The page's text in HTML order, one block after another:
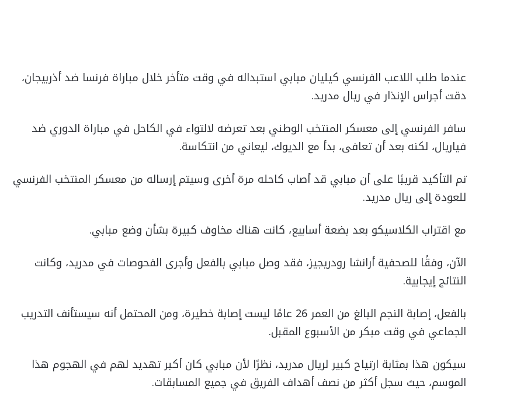
عندما طلب اللاعب الفرنسي كيليان مبابي استبداله في وقت متأخر خلال مباراة فرنسا ضد أذربيجان،
دقت أجراس الإنذار في ريال مدريد.
سافر الفرنسي إلى معسكر المنتخب الوطني بعد تعرضه لالتواء في الكاحل في مباراة الدوري ضد
فياريال، لكنه بعد أن تعافى، بدأ مع الديوك، ليعاني من انتكاسة.
تم التأكيد قريبًا على أن مبابي قد أصاب كاحله مرة أخرى وسيتم إرساله من معسكر المنتخب الفرنسي
للعودة إلى ريال مدريد.
مع اقتراب الكلاسيكو بعد بضعة أسابيع، كانت هناك مخاوف كبيرة بشأن وضع مبابي.
الآن، وفقًا للصحفية أرانشا رودريجيز، فقد وصل مبابي بالفعل وأجرى الفحوصات في مدريد، وكانت
النتائج إيجابية.
بالفعل، إصابة النجم البالغ من العمر 26 عامًا ليست إصابة خطيرة، ومن المحتمل أنه سيستأنف التدريب
الجماعي في وقت مبكر من الأسبوع المقبل.
سيكون هذا بمثابة ارتياح كبير لريال مدريد، نظرًا لأن مبابي كان أكبر تهديد لهم في الهجوم هذا
الموسم، حيث سجل أكثر من نصف أهداف الفريق في جميع المسابقات.